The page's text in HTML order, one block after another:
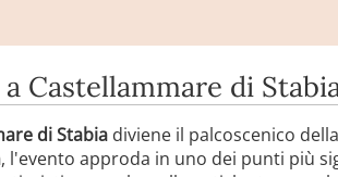
Castellammare di
di Stabia diviene il palcoscenico
, l'evento approda in uno dei punti più